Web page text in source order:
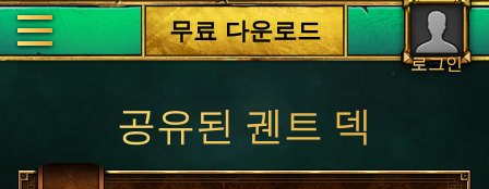
로그인
무료 다운로드
공유된 궨트 덱